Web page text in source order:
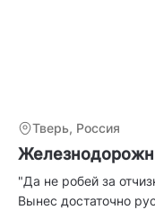
Тверь, Россия
"Да не робей за
Вынес достаточно